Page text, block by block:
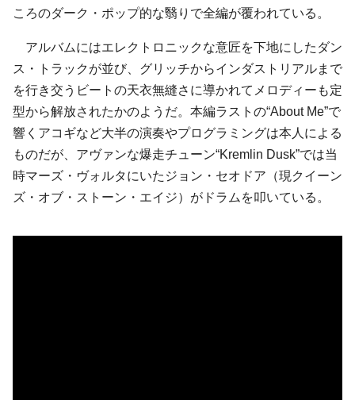
ころのダーク・ポップ的な翳りで全編が覆われている。
アルバムにはエレクトロニックな意匠を下地にしたダン
ス・トラックが並び、グリッチからインダストリアルまで
を行き交うビートの天衣無縫さに導かれてメロディーも定
型から解放されたかのようだ。本編ラストの“About Me”で
響くアコギなど大半の演奏やプログラミングは本人による
ものだが、アヴァンな爆走チューン“Kremlin Dusk”では当
時マーズ・ヴォルタにいたジョン・セオドア（現クイーン
ズ・オブ・ストーン・エイジ）がドラムを叩いている。